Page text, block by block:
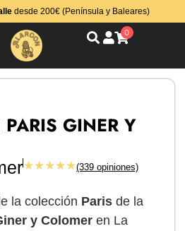
desde 200€ (Península y Baleares)
0
GINER Y
★★★★★(339 opiniones)
la colección Paris de la
y Colomer en La